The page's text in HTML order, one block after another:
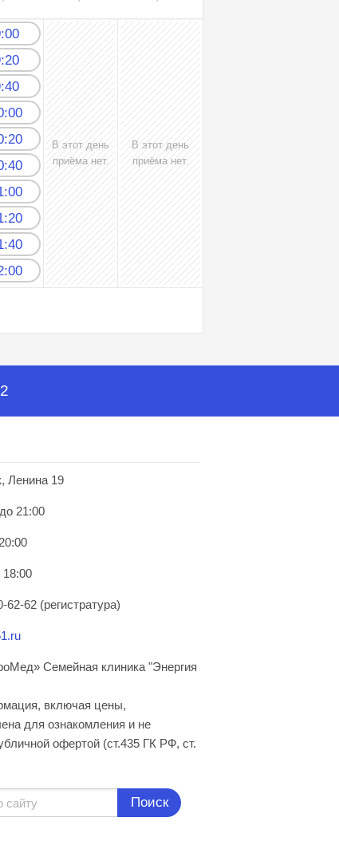
В этот день
приёма нет.
В этот день
приёма нет.
Ленина 19
21:00
18:00
62-62 (регистратура)
Семейная клиника "Энергия
включая цены,
для ознакомления и не
офертой (ст.435 ГК РФ, cт.
Поиск